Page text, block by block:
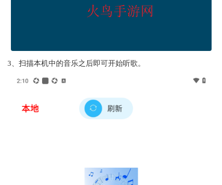
3、扫描本机中的音乐之后即可开始听歌。